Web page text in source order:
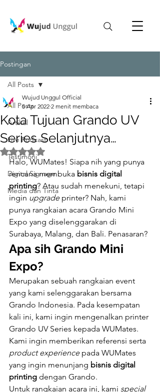
Postingan
All Posts
Artikel
Live Podcast
Testimoni
Digital Signage
Media dan Tinta
All Posts
Kota Tujuan Grando UV
Series Selanjutnya…
Wujud Unggul Official
5 Apr 2022 2 menit membaca
Dinilai NaN dari 5 bintang.
Halo, WUMates! Siapa nih yang punya
rencana membuka bisnis digital
printing? Atau sudah menekuni, tetapi
ingin upgrade printer? Nah, kami
punya rangkaian acara Grando Mini
Expo yang diselenggarakan di
Surabaya, Malang, dan Bali. Penasaran?
Apa sih Grando Mini
Expo?
Merupakan sebuah rangkaian event
yang kami selenggarakan bersama
Grando Indonesia. Pada kesempatan
kali ini, kami ingin mengenalkan printer
Grando UV Series kepada WUMates.
Kami ingin memberikan referensi serta
product experience pada WUMates
yang ingin menunjang bisnis digital
printing dengan Grando.
Untuk rangkaian acara ini, kami special